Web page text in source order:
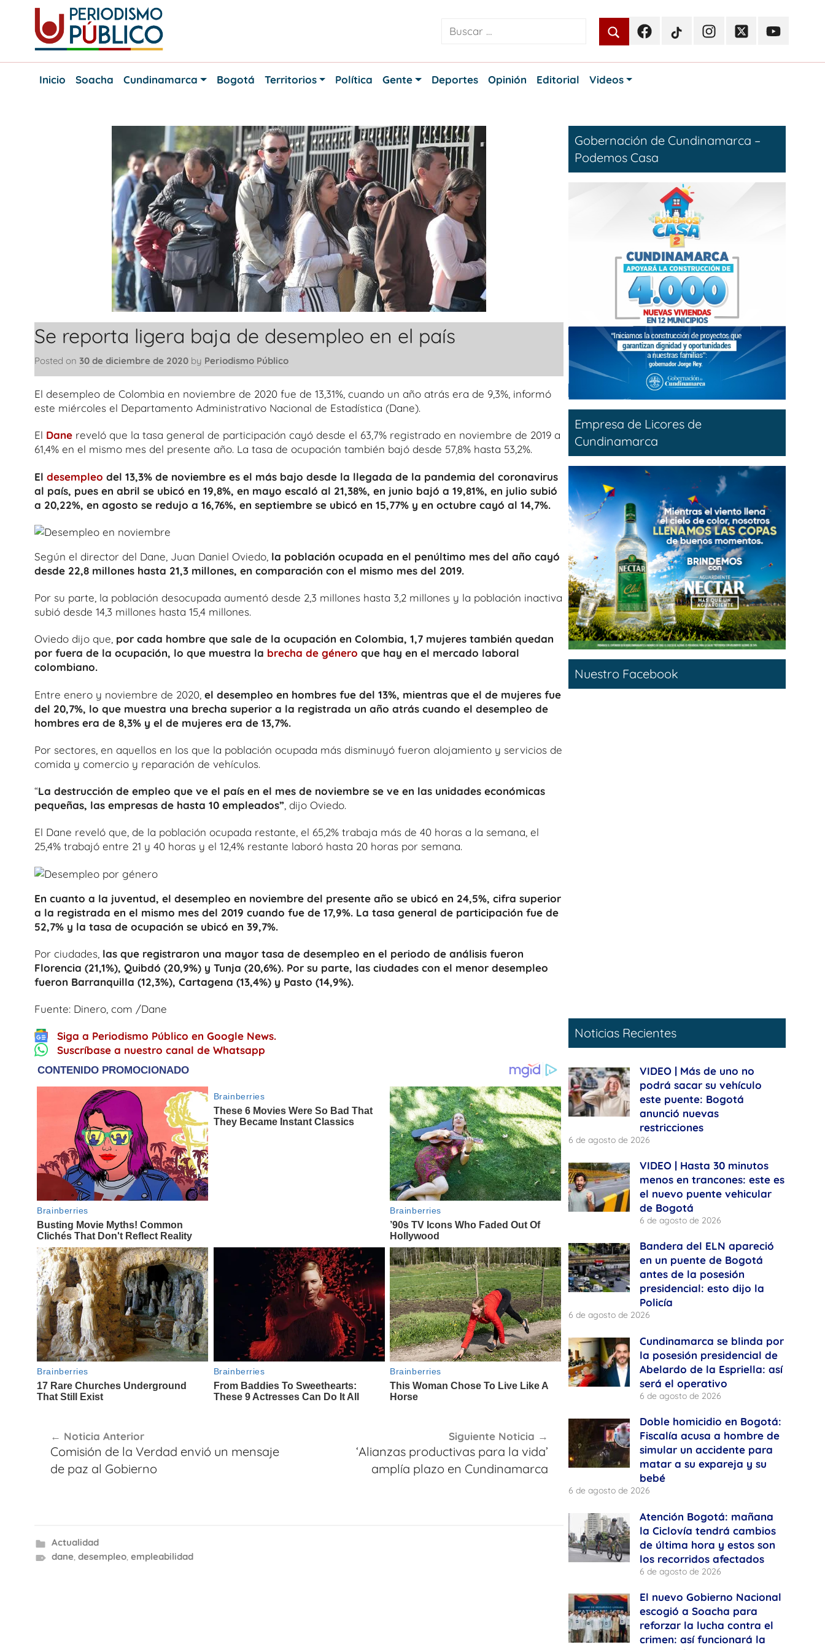
content
Periodismo
Noticias
FacebookTikTokInstagramTwitterYoutube
Inicio
Soacha Cundinamarca Bogotá Territorios Política Gente Deportes Opinión Editorial Videos
Se reporta ligera baja de desempleo en el país
Posted on 30 de diciembre de 2020 by Periodismo Público
El desempleo de Colombia en noviembre de 2020 fue de 13,31%, cuando un año atrás era de 9,3%, informó
este miércoles el Departamento Administrativo Nacional de Estadística (Dane).
El Dane reveló que la tasa general de participación cayó desde el 63,7% registrado en noviembre de 2019 a
61,4% en el mismo mes del presente año. La tasa de ocupación también bajó desde 57,8% hasta 53,2%.
El desempleo del 13,3% de noviembre es el más bajo desde la llegada de la pandemia del coronavirus
al país, pues en abril se ubicó en 19,8%, en mayo escaló al 21,38%, en junio bajó a 19,81%, en julio subió
a 20,22%, en agosto se redujo a 16,76%, en septiembre se ubicó en 15,77% y en octubre cayó al 14,7%.
Según el director del Dane, Juan Daniel Oviedo, la población ocupada en el penúltimo mes del año cayó
desde 22,8 millones hasta 21,3 millones, en comparación con el mismo mes del 2019.
Por su parte, la población desocupada aumentó desde 2,3 millones hasta 3,2 millones y la población inactiva
subió desde 14,3 millones hasta 15,4 millones.
Oviedo dijo que, por cada hombre que sale de la ocupación en Colombia, 1,7 mujeres también quedan
por fuera de la ocupación, lo que muestra la brecha de género que hay en el mercado laboral
colombiano.
Entre enero y noviembre de 2020, el desempleo en hombres fue del 13%, mientras que el de mujeres fue
del 20,7%, lo que muestra una brecha superior a la registrada un año atrás cuando el desempleo de
hombres era de 8,3% y el de mujeres era de 13,7%.
Por sectores, en aquellos en los que la población ocupada más disminuyó fueron alojamiento y servicios de
comida y comercio y reparación de vehículos.
“La destrucción de empleo que ve el país en el mes de noviembre se ve en las unidades económicas
pequeñas, las empresas de hasta 10 empleados” , dijo Oviedo.
El Dane reveló que, de la población ocupada restante, el 65,2% trabaja más de 40 horas a la semana, el
25,4% trabajó entre 21 y 40 horas y el 12,4% restante laboró hasta 20 horas por semana.
En cuanto a la juventud, el desempleo en noviembre del presente año se ubicó en 24,5%, cifra superior
a la registrada en el mismo mes del 2019 cuando fue de 17,9%. La tasa general de participación fue de
52,7% y la tasa de ocupación se ubicó en 39,7%.
Por ciudades, las que registraron una mayor tasa de desempleo en el periodo de análisis fueron
Florencia (21,1%), Quibdó (20,9%) y Tunja (20,6%). Por su parte, las ciudades con el menor desempleo
fueron Barranquilla (12,3%), Cartagena (13,4%) y Pasto (14,9%).
Fuente: Dinero, com /Dane
Siga a Periodismo Público en Google News.
Suscríbase a nuestro canal de Whatsapp
de
entradas
Noticia Anterior
Comisión de la Verdad envió un mensaje
de paz al Gobierno
Siguiente Noticia
‘Alianzas productivas para la vida’
amplía plazo en Cundinamarca
Actualidad
dane, desempleo, empleabilidad
Gobernación de Cundinamarca –
Podemos Casa
Empresa de Licores de
Cundinamarca
Nuestro Facebook
Noticias Recientes
VIDEO | Más de uno no
podrá sacar su vehículo
este puente: Bogotá
anunció nuevas
restricciones
6 de agosto de 2026
VIDEO | Hasta 30 minutos
menos en trancones: este es
el nuevo puente vehicular
de Bogotá
6 de agosto de 2026
Bandera del ELN apareció
en un puente de Bogotá
antes de la posesión
presidencial: esto dijo la
Policía
6 de agosto de 2026
Cundinamarca se blinda por
la posesión presidencial de
Abelardo de la Espriella: así
será el operativo
6 de agosto de 2026
Doble homicidio en Bogotá:
Fiscalía acusa a hombre de
simular un accidente para
matar a su expareja y su
bebé
6 de agosto de 2026
Atención Bogotá: mañana
la Ciclovía tendrá cambios
de última hora y estos son
los recorridos afectados
6 de agosto de 2026
El nuevo Gobierno Nacional
escogió a Soacha para
reforzar la lucha contra el
crimen: así funcionará la